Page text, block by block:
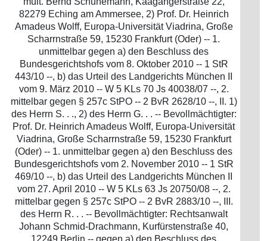
82279 Eching am Ammersee, 2) Prof. Dr. Heinrich
Amadeus Wolff, Europa-Universität Viadrina, Große
Scharrnstraße 59, 15230 Frankfurt (Oder) -- 1.
unmittelbar gegen a) den Beschluss des
Bundesgerichtshofs vom 8. Oktober 2010 -- 1 StR
443/10 --, b) das Urteil des Landgerichts München II
vom 9. März 2010 -- W 5 KLs 70 Js 40038/07 --, 2.
mittelbar gegen § 257c StPO -- 2 BvR 2628/10 --, II. 1)
des Herrn S. . ., 2) des Herrn G. . . -- Bevollmächtigter:
Prof. Dr. Heinrich Amadeus Wolff, Europa-Universität
Viadrina, Große Scharrnstraße 59, 15230 Frankfurt
(Oder) -- 1. unmittelbar gegen a) den Beschluss des
Bundesgerichtshofs vom 2. November 2010 -- 1 StR
469/10 --, b) das Urteil des Landgerichts München II
vom 27. April 2010 -- W 5 KLs 63 Js 20750/08 --, 2.
mittelbar gegen § 257c StPO -- 2 BvR 2883/10 --, III.
des Herrn R. . . -- Bevollmächtigter: Rechtsanwalt
Johann Schmid-Drachmann, Kurfürstenstraße 40,
12249 Berlin -- gegen a) den Beschluss des